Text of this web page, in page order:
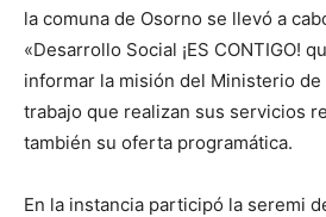
la comuna de Osorno se llevó a
«Desarrollo Social ¡ES CONTIGO!
informar la misión del Ministerio
trabajo que realizan sus servicios
también su oferta programática.
En la instancia participó la seremi